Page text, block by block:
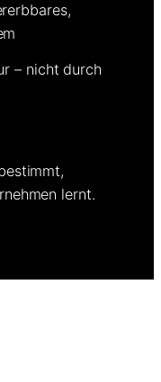
– nicht durch
lernt.